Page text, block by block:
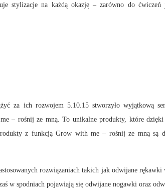
stylizacje na każdą okazję – zarówno do
za ich rozwojem 5.10.15 stworzyło wyjątkową
– rośnij ze mną. To unikalne produkty, które dzięki
z funkcją Grow with me – rośnij ze mną są
rozwiązaniach takich jak odwijane
w spodniach pojawiają się odwijane nogawki oraz